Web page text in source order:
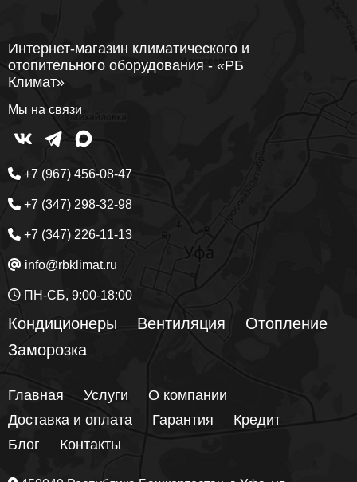
Интернет-магазин климатического и
отопительного оборудования - «РБ
Климат»
Мы на связи
+7 (967) 456-08-47
+7 (347) 298-32-98
+7 (347) 226-11-13
info@rbklimat.ru
ПН-СБ, 9:00-18:00
Кондиционеры Вентиляция
Отопление
Заморозка
Главная Услуги
О компании
Доставка и оплата
Гарантия
Кредит
Блог
Контакты